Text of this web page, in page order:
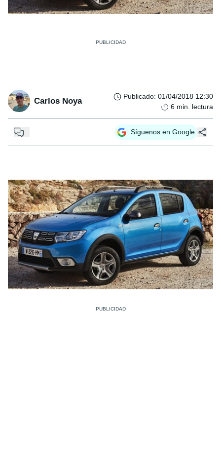
Carlos Noya Publicado: 01/04/2018 12:30
6 min. lectura
Síguenos en Google